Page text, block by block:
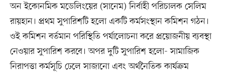
অন ইকোনমিক মডেলিংয়ের (সানেম) নির্বাহী পরিচালক সেলিম
রায়হান। প্রথম সুপারিশটি হলো একটি কর্মসংস্থান কমিশন গঠন।
ওই কমিশন বর্তমান পরিস্থিতি পর্যালোচনা করে প্রয়োজনীয় ব্যবস্থা
নেওয়ার সুপারিশ করবে। অপর দুটি সুপারিশ হলো- সামাজিক
নিরাপত্তা কর্মসূচি ঢেলে সাজানো এবং অর্থনৈতিক কার্যক্রম